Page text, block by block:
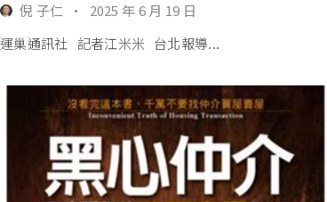
倪 子仁 ·
2025 年 6 月 19 日
運巢通訊社 記者江米米 台北報導...